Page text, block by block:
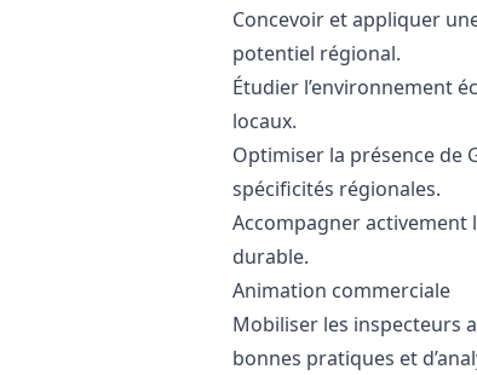
Concevoir et appliquer
potentiel régional.
Étudier l’environnement
locaux.
Optimiser la présence de
spécificités régionales.
Accompagner
durable.
Animation commerciale
Mobiliser les inspecteurs
bonnes pratiques et